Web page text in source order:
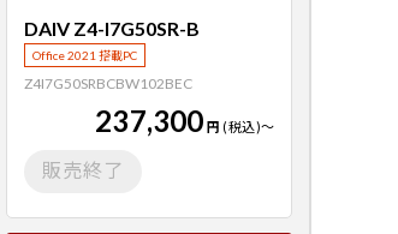
DAIV Z4-I7G50SR-B
Office 2021 搭載PC
Z4I7G50SRBCBW102BEC
237,300 円 (税込)～
販売終了